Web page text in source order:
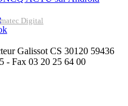
Digital
Galissot CS 30120 59436
- Fax 03 20 25 64 00